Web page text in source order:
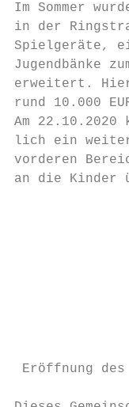
Im Sommer
in der
Spielgeräte,
Jugendbänke
erweitert.
rund 10.000
Am
lich ein
vorderen
an die Kinder
Eröffnung